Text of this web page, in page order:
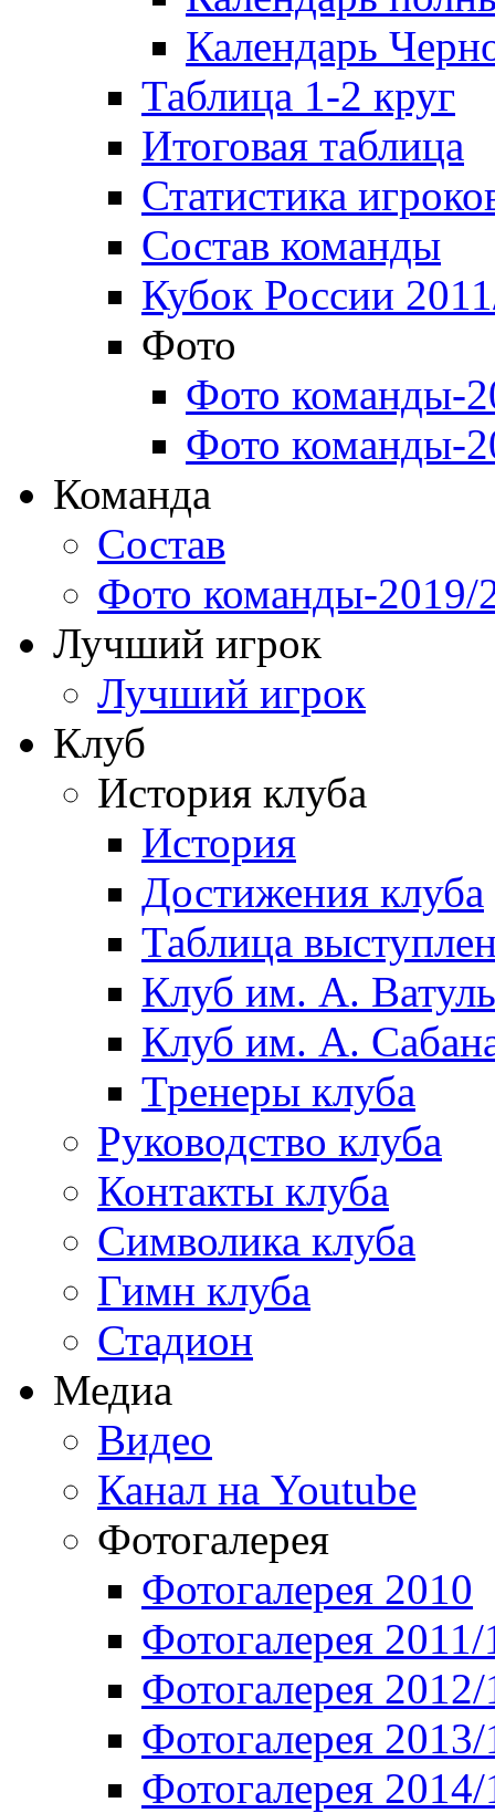
Календарь
Таблица 1-2 круг
Итоговая таблица
Статистика
Состав команды
Кубок России
Фото
Фото команды-
Фото команды-
Команда
Состав
Фото команды-2019/
Лучший игрок
Лучший игрок
Клуб
История клуба
История
Достижения клуба
Таблица
Клуб им. А.
Клуб им. А.
Тренеры клуба
Руководство клуба
Контакты клуба
Символика клуба
Гимн клуба
Стадион
Медиа
Видео
Канал на Youtube
Фотогалерея
Фотогалерея 2010
Фотогалерея 2011/
Фотогалерея
Фотогалерея
Фотогалерея